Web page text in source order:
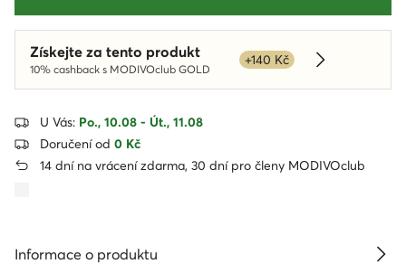
Získejte za tento produkt
10% cashback s MODIVOclub GOLD
+140 Kč
Dowiedz się
U Vás: Po., 10.08 - Út., 11.08
Doručení od 0 Kč
14 dní na vrácení zdarma, 30 dní pro členy MODIVOclub
Informace o produktu